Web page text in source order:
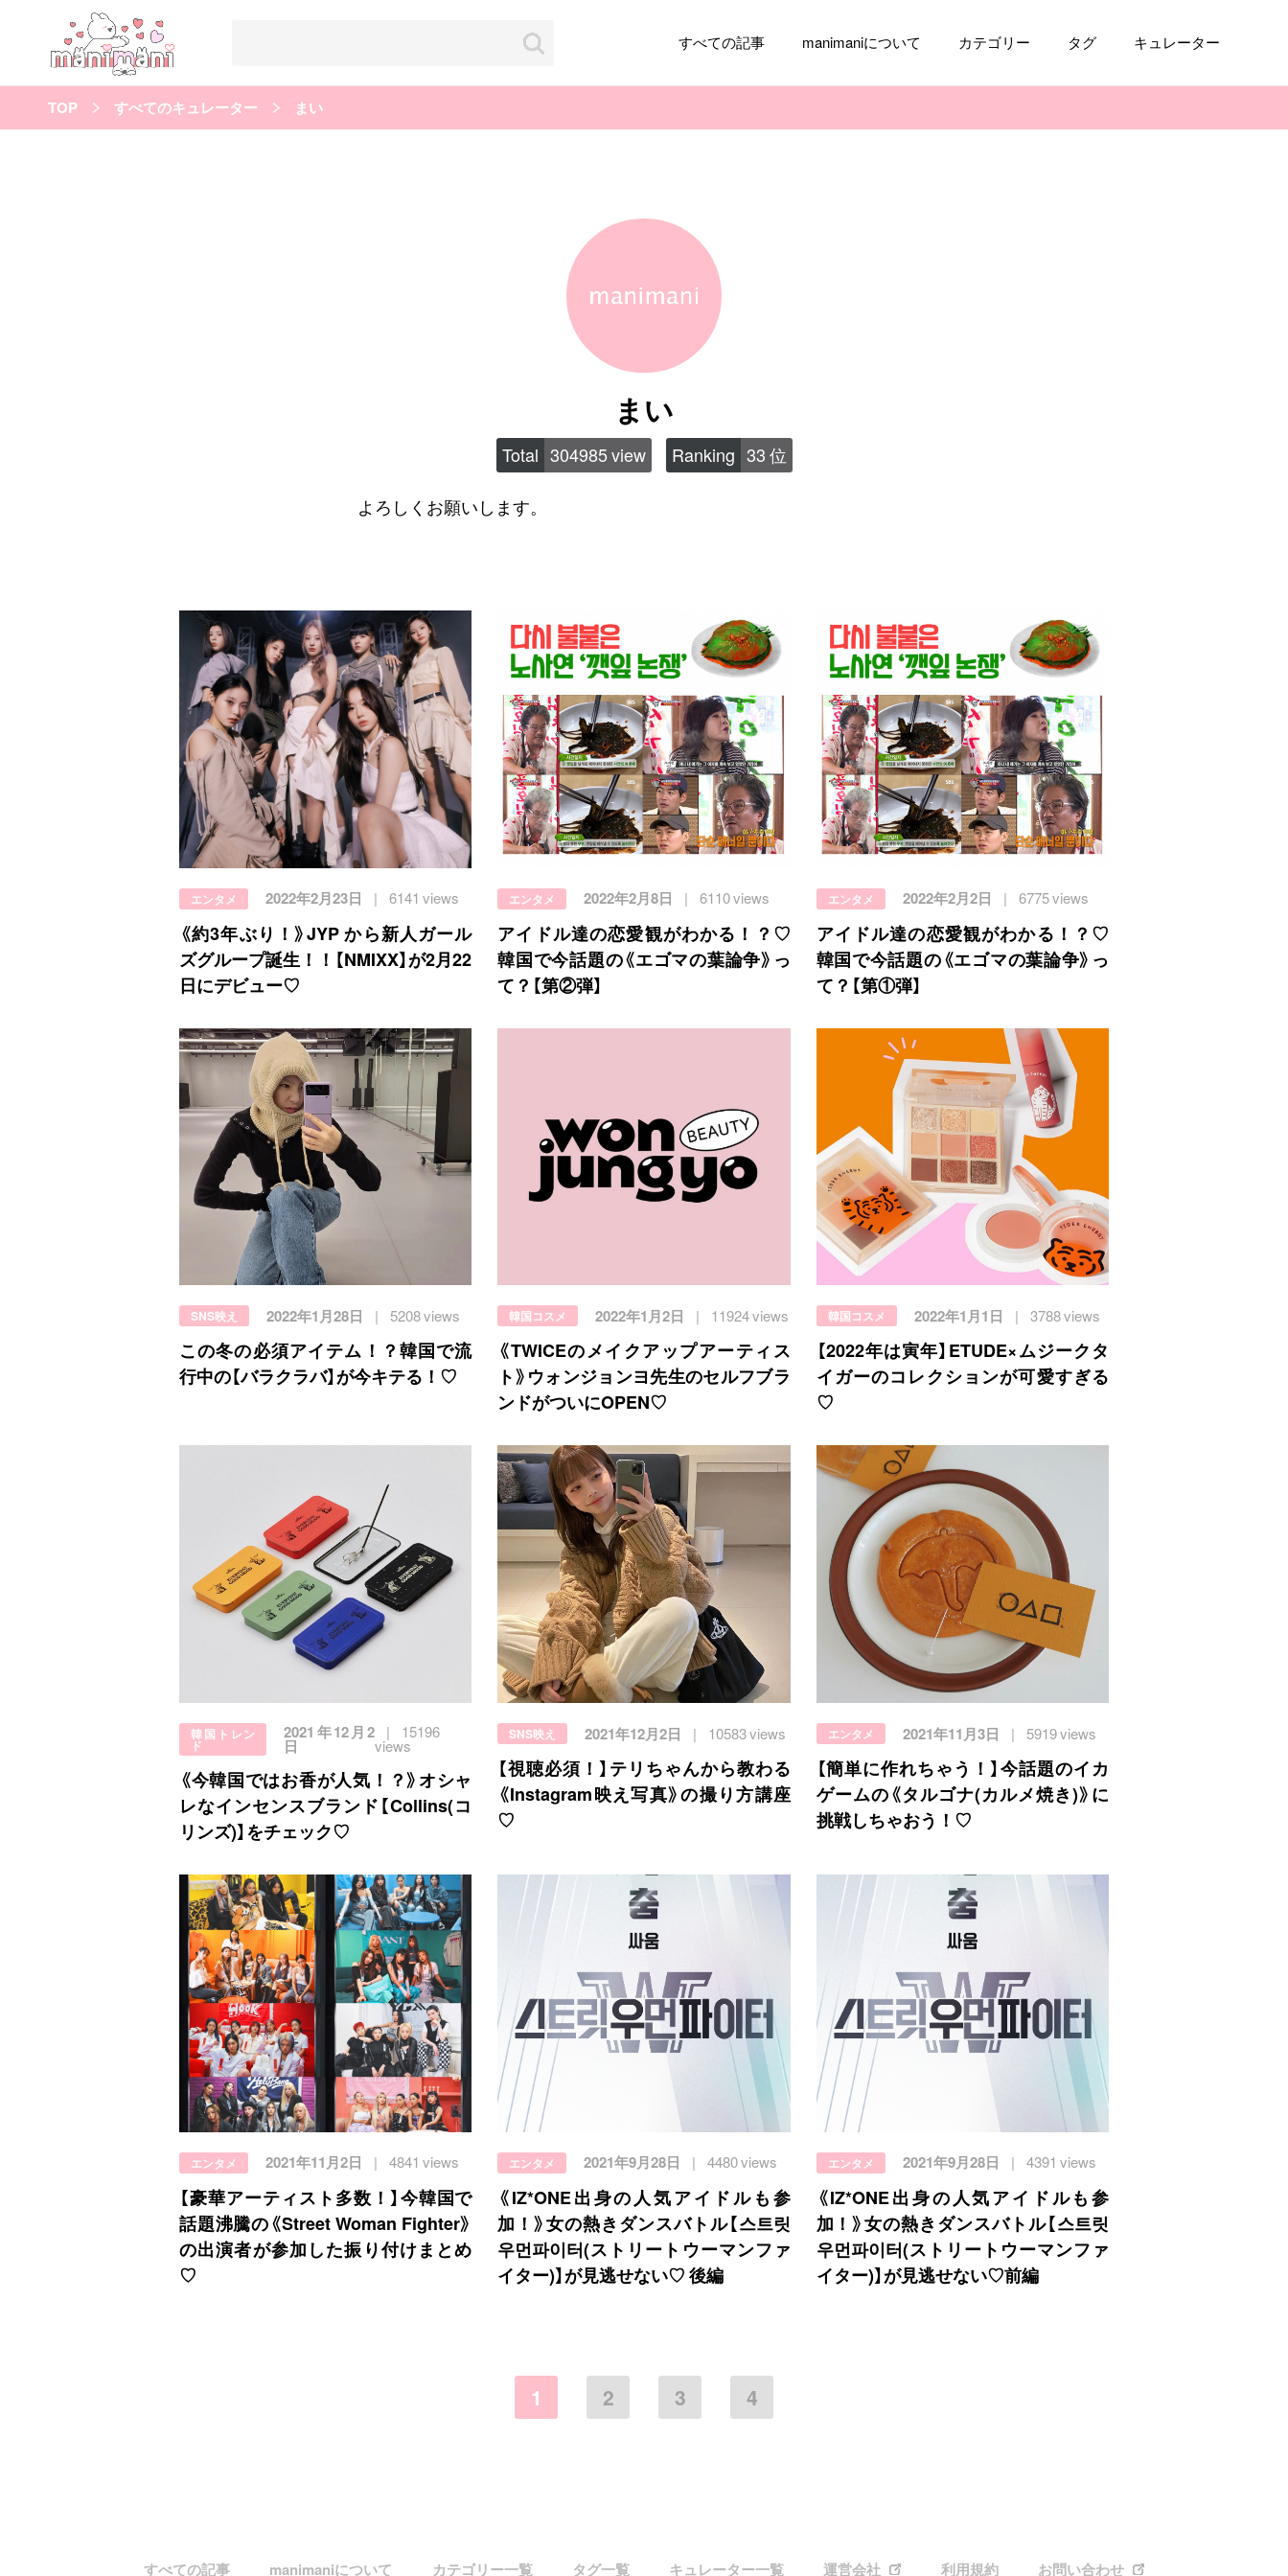
すべての記事 manimaniについて カテゴリー タグ キュレーター
かわいい
TOP すべてのキュレーター まい
まい
Total 304985 view Ranking 33 位
よろしくお願いします。
エンタメ 2022年2月23日 6141 views
《約3年ぶり！》JYP から新人ガール
ズグループ誕生！！【NMIXX】が2月22
日にデビュー♡
エンタメ 2022年2月8日 6110 views
アイドル達の恋愛観がわかる！？♡
韓国で今話題の《エゴマの葉論争》っ
て？【第②弾】
エンタメ 2022年2月2日 6775 views
アイドル達の恋愛観がわかる！？♡
韓国で今話題の《エゴマの葉論争》っ
て？【第①弾】
SNS映え 2022年1月28日 5208 views
この冬の必須アイテム！？韓国で流
行中の【バラクラバ】が今キテる！♡
韓国コスメ 2022年1月2日 11924 views
《TWICEのメイクアップアーティス
ト》ウォンジョンヨ先生のセルフブラ
ンドがついにOPEN♡
韓国コスメ 2022年1月1日 3788 views
【2022年は寅年】ETUDE×ムジークタ
イガーのコレクションが可愛すぎる
♡
韓国トレン
ド
2021年12月2
日
15196
views
《今韓国ではお香が人気！？》オシャ
レなインセンスブランド【Collins(コ
リンズ)】をチェック♡
SNS映え 2021年12月2日 10583 views
【視聴必須！】テリちゃんから教わる
《Instagram映え写真》の撮り方講座
♡
エンタメ 2021年11月3日 5919 views
【簡単に作れちゃう！】今話題のイカ
ゲームの《タルゴナ(カルメ焼き)》に
挑戦しちゃおう！♡
エンタメ 2021年11月2日 4841 views
【豪華アーティスト多数！】今韓国で
話題沸騰の《Street Woman Fighter》
の出演者が参加した振り付けまとめ
♡
エンタメ 2021年9月28日 4480 views
《IZ*ONE出身の人気アイドルも参
加！》女の熱きダンスバトル【스트릿
우먼파이터(ストリートウーマンファ
イター)】が見逃せない♡ 後編
エンタメ 2021年9月28日 4391 views
《IZ*ONE出身の人気アイドルも参
加！》女の熱きダンスバトル【스트릿
우먼파이터(ストリートウーマンファ
イター)】が見逃せない♡前編
1 2 3 4
すべての記事 manimaniについて カテゴリー一覧 タグ一覧 キュレーター一覧 運営会社 利用規約 お問い合わせ